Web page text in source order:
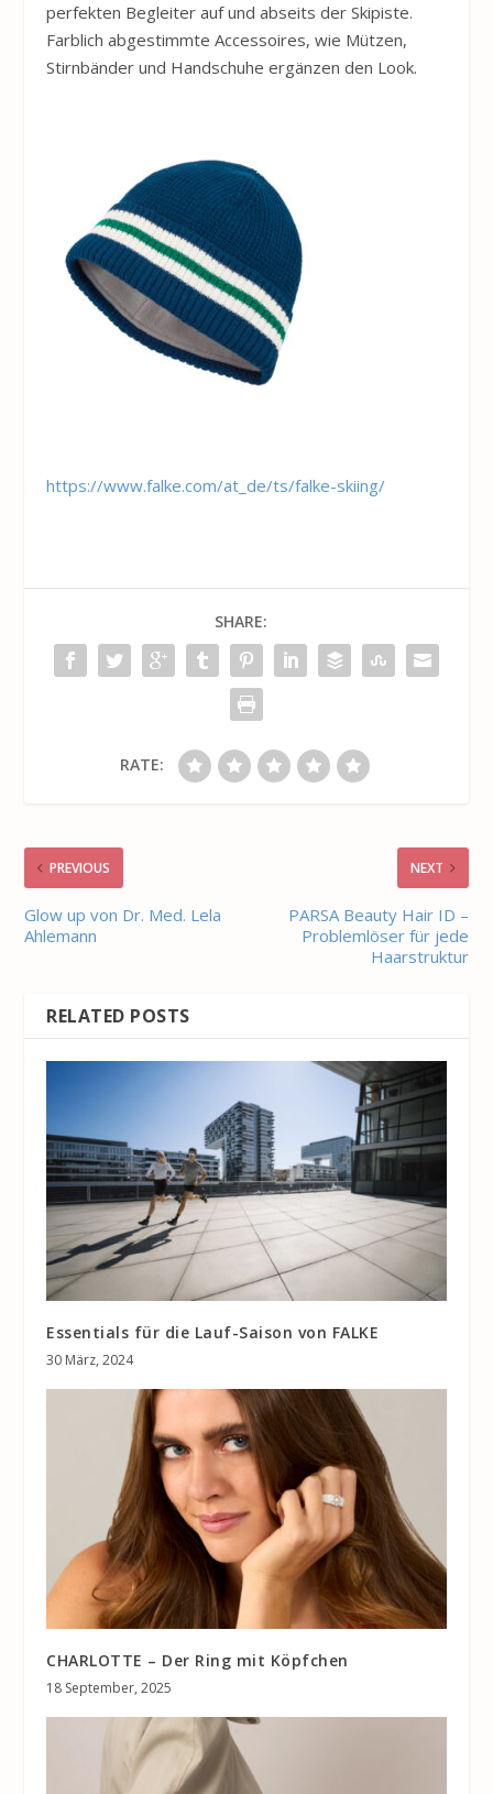
perfekten Begleiter auf und abseits der Skipiste.
Farblich abgestimmte Accessoires, wie Mützen,
Stirnbänder und Handschuhe ergänzen den Look.
https://www.falke.com/at_de/ts/falke-skiing/
SHARE:
RATE:
PREVIOUS
Glow up von Dr. Med. Lela
Ahlemann
NEXT
PARSA Beauty Hair ID –
Problemlöser für jede
Haarstruktur
RELATED POSTS
Essentials für die Lauf-Saison von FALKE
30 März, 2024
CHARLOTTE – Der Ring mit Köpfchen
18 September, 2025